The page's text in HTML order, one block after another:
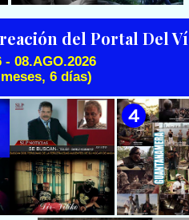
Cubana || Director: Marlon el
Científiko || CUBA
🟢 Pirro | ¨Vuelve a mi¨ |
Videoclip | Música Urbana
Cubana | Artistas Cubanos |
Canción | CUBA
del Portal Del
- 08.AGO.2026
6 días)